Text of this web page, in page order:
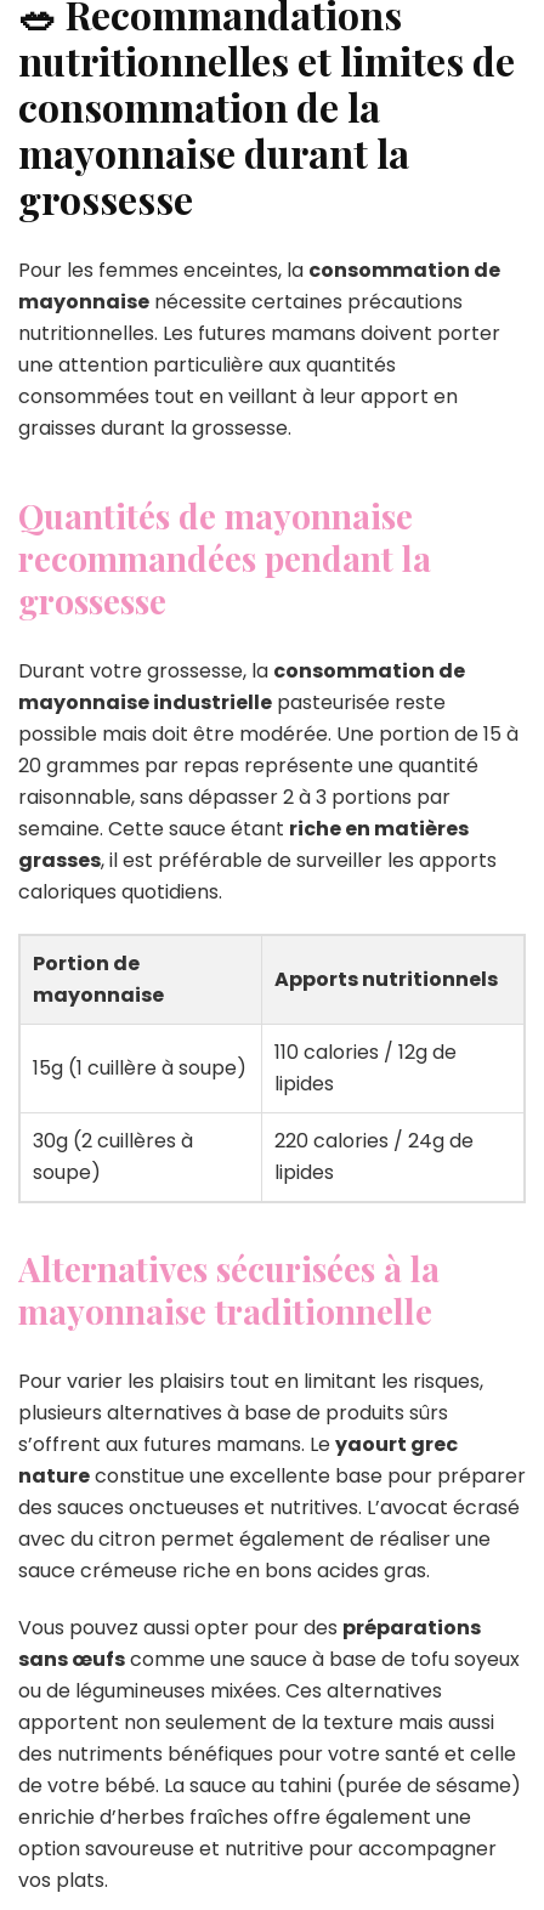
🥗 Recommandations
nutritionnelles et limites de
consommation de la
mayonnaise durant la
grossesse
Pour les femmes enceintes, la consommation de
mayonnaise nécessite certaines précautions
nutritionnelles. Les futures mamans doivent porter
une attention particulière aux quantités
consommées tout en veillant à leur apport en
graisses durant la grossesse.
Quantités de mayonnaise
recommandées pendant la
grossesse
Durant votre grossesse, la consommation de
mayonnaise industrielle pasteurisée reste
possible mais doit être modérée. Une portion de 15 à
20 grammes par repas représente une quantité
raisonnable, sans dépasser 2 à 3 portions par
semaine. Cette sauce étant riche en matières
grasses, il est préférable de surveiller les apports
caloriques quotidiens.
Portion de
mayonnaise
Apports nutritionnels
15g (1 cuillère à soupe)
110 calories / 12g de
lipides
30g (2 cuillères à
soupe)
220 calories / 24g de
lipides
Alternatives sécurisées à la
mayonnaise traditionnelle
Pour varier les plaisirs tout en limitant les risques,
plusieurs alternatives à base de produits sûrs
s’offrent aux futures mamans. Leyaourt grec
natureconstitue une excellente base pour préparer
des sauces onctueuses et nutritives. L’avocat écrasé
avec du citron permet également de réaliser une
sauce crémeuse riche en bons acides gras.
Vous pouvez aussi opter pour des préparations
sans œufscomme une sauce à base de tofu soyeux
ou de légumineuses mixées. Ces alternatives
apportent non seulement de la texture mais aussi
des nutriments bénéfiques pour votre santé et celle
de votre bébé. La sauce au tahini (purée de sésame)
enrichie d’herbes fraîches offre également une
option savoureuse et nutritive pour accompagner
vos plats.